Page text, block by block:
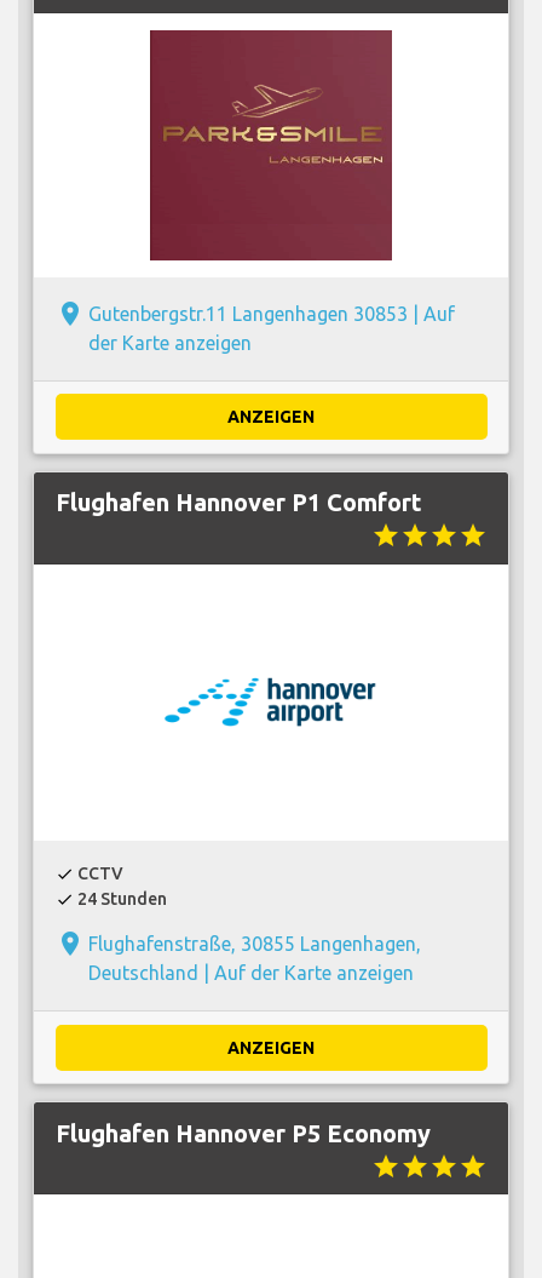
place Gutenbergstr.11 Langenhagen 30853 | Auf
der Karte anzeigen
ANZEIGEN
Flughafen Hannover P1 Comfort
starstarstarstar
check CCTV
check 24 Stunden
place Flughafenstraße, 30855 Langenhagen,
Deutschland | Auf der Karte anzeigen
ANZEIGEN
Flughafen Hannover P5 Economy
starstarstarstar